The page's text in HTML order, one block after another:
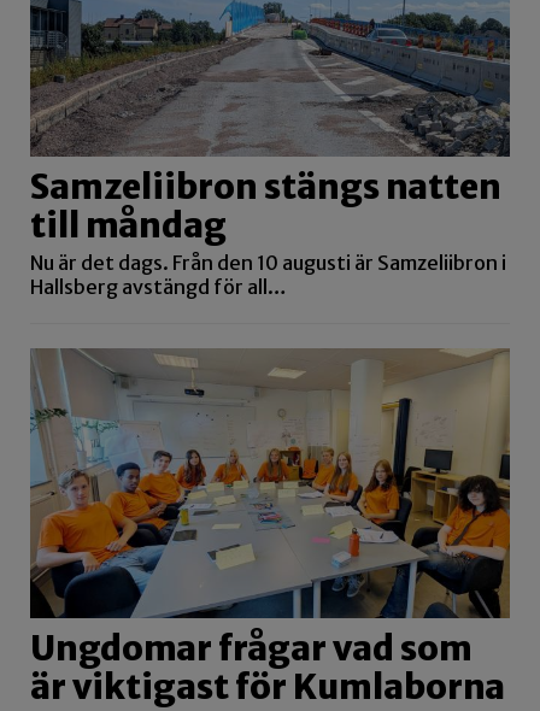
Samzeliibron stängs natten
till måndag
Nu är det dags. Från den 10 augusti är Samzeliibron i
Hallsberg avstängd för all…
Ungdomar frågar vad som
är viktigast för Kumlaborna